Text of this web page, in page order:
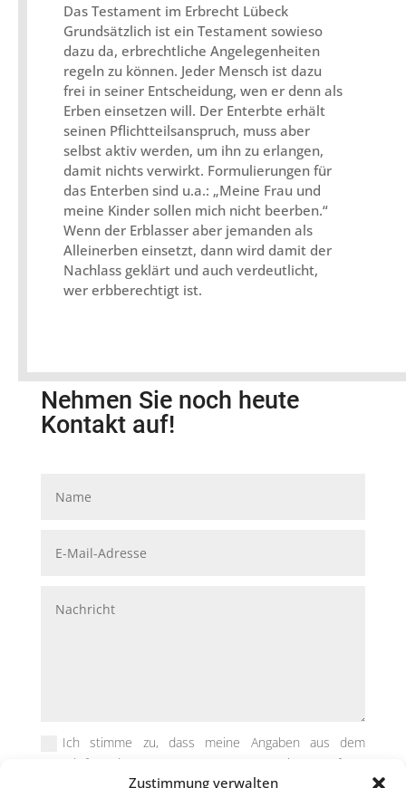
Zustimmung verwalten
Das Testament im Erbrecht Lübeck
Grundsätzlich ist ein Testament sowieso
dazu da, erbrechtliche Angelegenheiten
regeln zu können. Jeder Mensch ist dazu
frei in seiner Entscheidung, wen er denn als
Erben einsetzen will. Der Enterbte erhält
seinen Pflichtteilsanspruch, muss aber
selbst aktiv werden, um ihn zu erlangen,
damit nichts verwirkt. Formulierungen für
das Enterben sind u.a.: „Meine Frau und
meine Kinder sollen mich nicht beerben.“
Wenn der Erblasser aber jemanden als
Alleinerben einsetzt, dann wird damit der
Nachlass geklärt und auch verdeutlicht,
wer erbberechtigt ist.
Nehmen Sie noch heute
Kontakt auf!
Ich stimme zu, dass meine Angaben aus dem
Kontaktformular zur Beantwortung meiner Anfrage
erhoben und verarbeitet werden. Die Daten werden